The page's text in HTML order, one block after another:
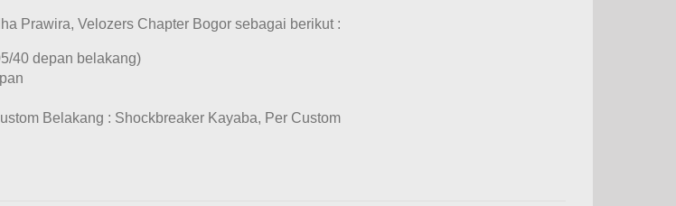
Prawira, Velozers Chapter Bogor sebagai berikut :
40 depan belakang)
Belakang : Shockbreaker Kayaba, Per Custom